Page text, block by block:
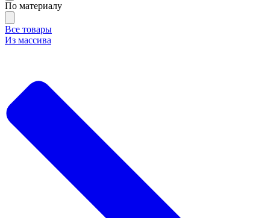
По материалу
Все товары
Из массива